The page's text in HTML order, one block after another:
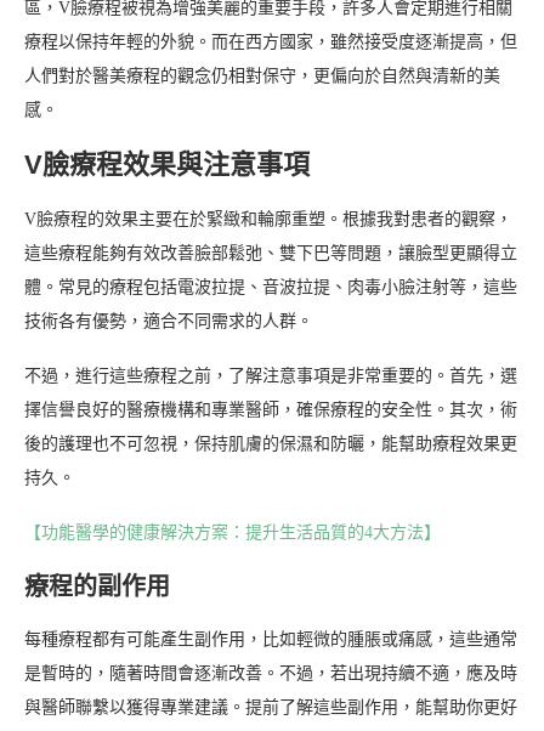
區，V臉療程被視為增強美麗的重要手段，許多人會定期進行相關
療程以保持年輕的外貌。而在西方國家，雖然接受度逐漸提高，但
人們對於醫美療程的觀念仍相對保守，更偏向於自然與清新的美
感。
V臉療程效果與注意事項
V臉療程的效果主要在於緊緻和輪廓重塑。根據我對患者的觀察，
這些療程能夠有效改善臉部鬆弛、雙下巴等問題，讓臉型更顯得立
體。常見的療程包括電波拉提、音波拉提、肉毒小臉注射等，這些
技術各有優勢，適合不同需求的人群。
不過，進行這些療程之前，了解注意事項是非常重要的。首先，選
擇信譽良好的醫療機構和專業醫師，確保療程的安全性。其次，術
後的護理也不可忽視，保持肌膚的保濕和防曬，能幫助療程效果更
持久。
【功能醫學的健康解決方案：提升生活品質的4大方法】
療程的副作用
每種療程都有可能產生副作用，比如輕微的腫脹或痛感，這些通常
是暫時的，隨著時間會逐漸改善。不過，若出現持續不適，應及時
與醫師聯繫以獲得專業建議。提前了解這些副作用，能幫助你更好